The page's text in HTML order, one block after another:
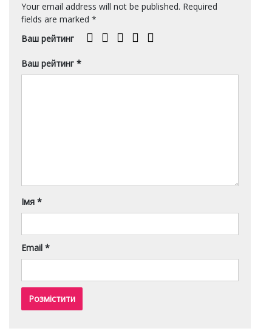
Your email address will not be published. Required
fields are marked *
Ваш рейтинг
Ваш рейтинг *
Імя *
Email *